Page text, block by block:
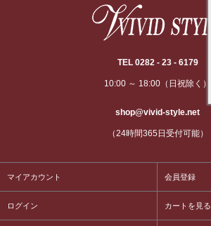
TEL 0282 - 23 - 6179
10:00 ～ 18:00（日祝除く）
shop@vivid-style.net
（24時間365日受付可能）
マイアカウント 会員登録
ログイン カートを見る